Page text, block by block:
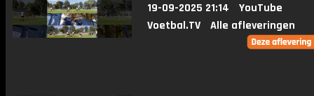
19-09-2025 21:14
YouTube
Voetbal.TV
Alle afleveringen